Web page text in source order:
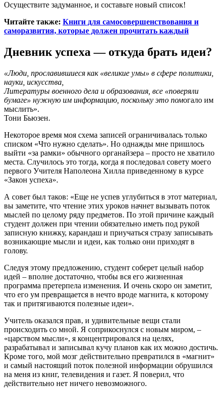
Осуществите задуманное, и составьте новый список!
Читайте также: Книги для самосовершенствования и
саморазвития, которые должен прочитать каждый
Дневник успеха — откуда брать идеи?
«Люди, прославившиеся как «великие умы» в сфере политики,
науки, искусства,
Литературы военного дела и образования, все «поверяли
бумаге» нужную им информацию, поскольку это помогало им
мыслить».
Тони Бьюзен.
Некоторое время моя схема записей ограничивалась только
списком «Что нужно сделать». Но однажды мне пришлось
выйти «за рамки» обычного органайзера – просто не хватило
места. Случилось это тогда, когда я последовал совету моего
первого Учителя Наполеона Хилла приведенному в курсе
«Закон успеха».
А совет был таков: «Еще не успев углубиться в этот материал,
вы заметите, что чтение этих уроков начнет вызывать поток
мыслей по целому ряду предметов. По этой причине каждый
студент должен при чтении обязательно иметь под рукой
записную книжку, карандаш и приучаться стразу записывать
возникающие мысли и идеи, как только они приходят в
голову.
Следуя этому предложению, студент соберет целый набор
идей – вполне достаточно, чтобы вся его жизненная
программа претерпела изменения. И очень скоро он заметит,
что его ум превращается в нечто вроде магнита, к которому
так и притягиваются полезные идеи».
Учитель оказался прав, и удивительные вещи стали
происходить со мной. Я соприкоснулся с новым миром, –
«царством мысли», я концентрировался на целях,
разрабатывал и записывал кучу планов как их можно достичь.
Кроме того, мой мозг действительно превратился в «магнит»
и самый настоящий поток полезной информации обрушился
на меня из книг, телевидения и газет. Я поверил, что
действительно нет ничего невозможного.